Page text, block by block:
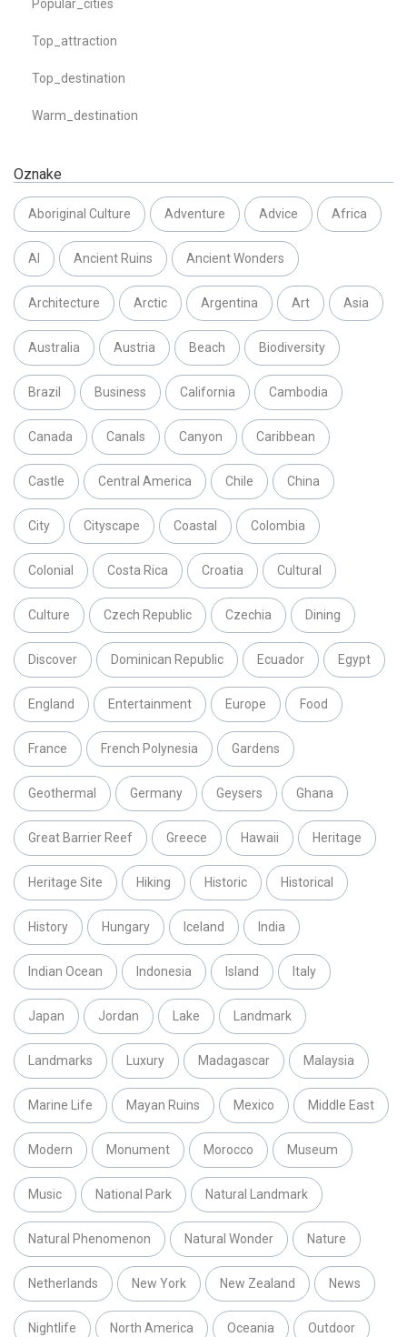
Popular_cities
Top_attraction
Top_destination
Warm_destination
Oznake
Aboriginal Culture Adventure Advice Africa
AI Ancient Ruins Ancient Wonders
Architecture Arctic Argentina Art Asia
Australia Austria Beach Biodiversity
Brazil Business California Cambodia
Canada Canals Canyon Caribbean
Castle Central America Chile China
City Cityscape Coastal Colombia
Colonial Costa Rica Croatia Cultural
Culture Czech Republic Czechia Dining
Discover Dominican Republic Ecuador Egypt
England Entertainment Europe Food
France French Polynesia Gardens
Geothermal Germany Geysers Ghana
Great Barrier Reef Greece Hawaii Heritage
Heritage Site Hiking Historic Historical
History Hungary Iceland India
Indian Ocean Indonesia Island Italy
Japan Jordan Lake Landmark
Landmarks Luxury Madagascar Malaysia
Marine Life Mayan Ruins Mexico Middle East
Modern Monument Morocco Museum
Music National Park Natural Landmark
Natural Phenomenon Natural Wonder Nature
Netherlands New York New Zealand News
Nightlife North America Oceania Outdoor